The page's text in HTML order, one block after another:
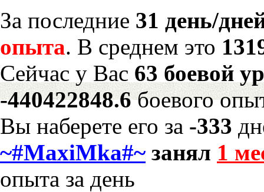
За последние 31 день/
опыта. В среднем это
Сейчас у Вас 63 боевой
-440422848.6боевого
Вы наберете его за -333
~#MaxiMka#~ занял 1
опыта за день